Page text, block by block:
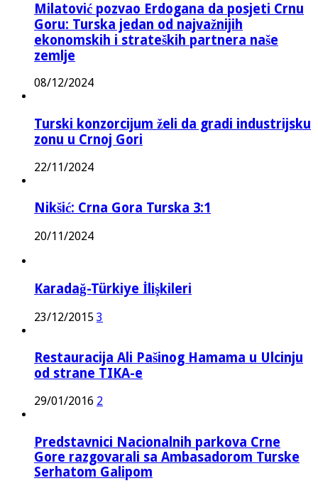
Milatović pozvao Erdogana da posjeti Crnu
Goru: Turska jedan od najvažnijih
ekonomskih i strateških partnera naše
zemlje
08/12/2024
Turski konzorcijum želi da gradi industrijsku
zonu u Crnoj Gori
22/11/2024
Nikšić: Crna Gora Turska 3:1
20/11/2024
Karadağ-Türkiye İlişkileri
23/12/2015 3
Restauracija Ali Pašinog Hamama u Ulcinju
od strane TIKA-e
29/01/2016 2
Predstavnici Nacionalnih parkova Crne
Gore razgovarali sa Ambasadorom Turske
Serhatom Galipom